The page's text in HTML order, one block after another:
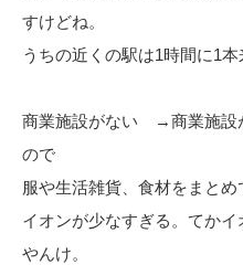
すけどね。
うちの近くの駅は1時間に1本
商業施設がない →商業施設
ので
服や生活雑貨、食材をまとめ
イオンが少なすぎる。てか
やんけ。